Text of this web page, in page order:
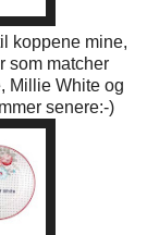
koppene mine,
som matcher
Millie White og
senere:-)